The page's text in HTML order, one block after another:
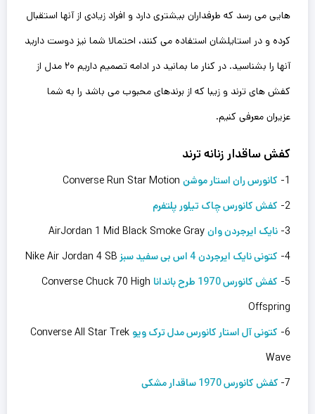
هایی می رسد که طرفداران بیشتری دارد و افراد زیادی از آنها استقبال
کرده و در استایلشان استفاده می کنند، احتمالا شما نیز دوست دارید
آنها را بشناسید. در کنار ما بمانید در ادامه تصمیم داریم ۲۰ مدل از
کفش های ترند و زیبا که از برندهای محبوب می باشد را به شما
عزیران معرفی کنیم.
کفش ساقدار زنانه ترند
1- کانورس ران استار موشن
2- کفش کانورس چاک تیلور پلتفرم
3- نایک ایرجردن وان AirJordan 1 Mid Black Smoke Gray
4- کتونی نایک ایرجردن 4 اس بی سفید سبز
Nike Air Jordan 4 SB
5- کفش کانورس 1970 طرح باندانا
Converse Chuck 70 High
Offspring
6- کتونی آل استار کانورس مدل ترک ویو Converse All Star Trek
Wave
7- کفش کانورس 1970 ساقدار مشکی